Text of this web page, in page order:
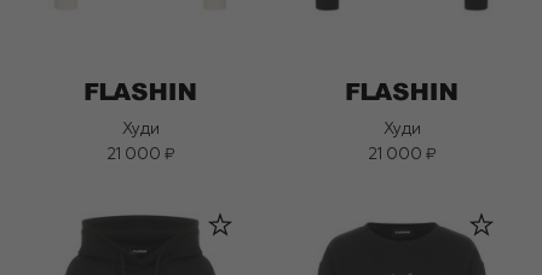
Худи
21 000 ₽
Худи
21 000 ₽